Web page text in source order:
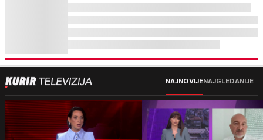
NAJNOVIJENAJGLEDANIJE